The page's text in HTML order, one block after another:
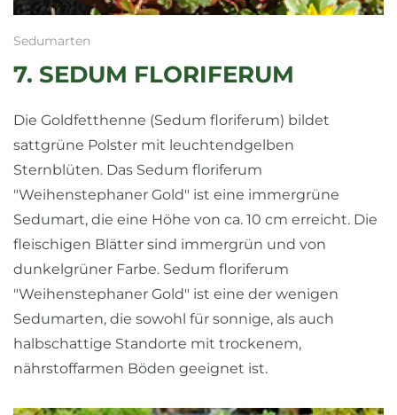
Sedumarten
7. SEDUM FLORIFERUM
Die Goldfetthenne (Sedum floriferum) bildet
sattgrüne Polster mit leuchtendgelben
Sternblüten. Das Sedum floriferum
"Weihenstephaner Gold" ist eine immergrüne
Sedumart, die eine Höhe von ca. 10 cm erreicht. Die
fleischigen Blätter sind immergrün und von
dunkelgrüner Farbe. Sedum floriferum
"Weihenstephaner Gold" ist eine der wenigen
Sedumarten, die sowohl für sonnige, als auch
halbschattige Standorte mit trockenem,
nährstoffarmen Böden geeignet ist.